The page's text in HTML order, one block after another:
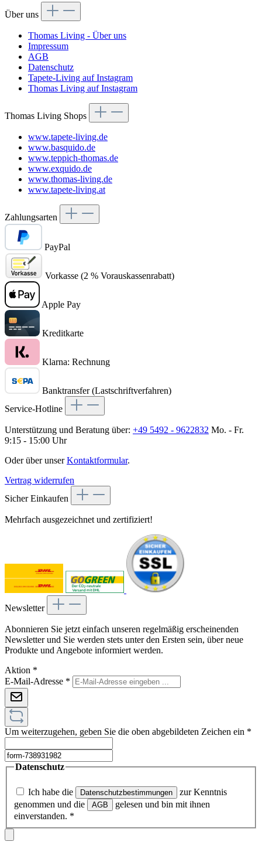
Über uns
Thomas Living - Über uns
Impressum
AGB
Datenschutz
Tapete-Living auf Instagram
Thomas Living auf Instagram
Thomas Living Shops
www.tapete-living.de
www.basquido.de
www.teppich-thomas.de
www.exquido.de
www.thomas-living.de
www.tapete-living.at
Zahlungsarten
PayPal
Vorkasse (2 % Vorauskassenrabatt)
Apple Pay
Kreditkarte
Klarna: Rechnung
Banktransfer (Lastschriftverfahren)
Service-Hotline
Unterstützung und Beratung über: +49 5492 - 9622832 Mo. - Fr.
9:15 - 15:00 Uhr
Oder über unserKontaktformular.
Vertrag widerrufen
Sicher Einkaufen
Mehrfach ausgezeichnet und zertifiziert!
Newsletter
Abonnieren Sie jetzt einfach unseren regelmäßig erscheinenden
Newsletter und Sie werden stets unter den Ersten sein, über neue
Produkte und Angebote informiert werden.
Aktion *
E-Mail-Adresse *
Um weiterzugehen, geben Sie die oben abgebildeten Zeichen ein *
Datenschutz
Ich habe die Datenschutzbestimmungen
zur Kenntnis
genommen und die
AGB
gelesen und bin mit ihnen
einverstanden. *